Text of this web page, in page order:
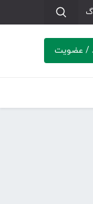
/ عضویت